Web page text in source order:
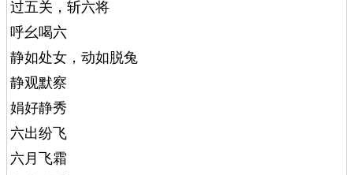
过五关，斩六将
呼幺喝六
静如处女，动如脱兔
静观默察
娟好静秀
六出纷飞
六月飞霜